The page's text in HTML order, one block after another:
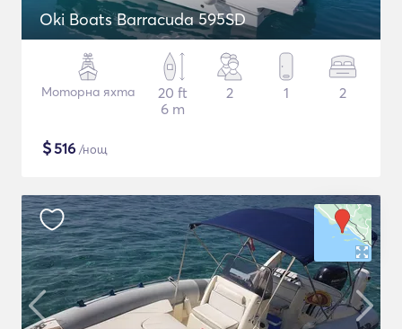
Oki Boats Barracuda 595SD
Моторна яхта
20 ft
6 m
2 1 2
$516 /нощ